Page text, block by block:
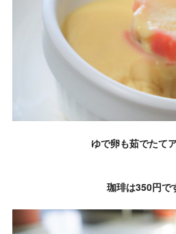
ゆで卵も茹でたて
珈琲は350円で